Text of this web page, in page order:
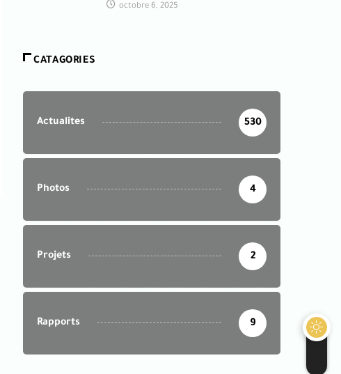
octobre 6, 2025
CATAGORIES
Actualites 530
Photos 4
Projets 2
Rapports 9